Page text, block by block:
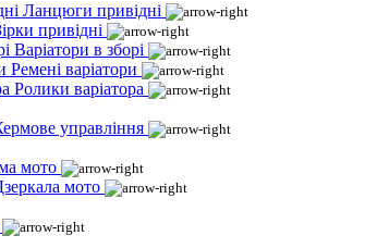
Ланцюги привідні
привідні
Варіатори в зборі
Ремені варіатори
Ролики варіатора
управління
мото
мото